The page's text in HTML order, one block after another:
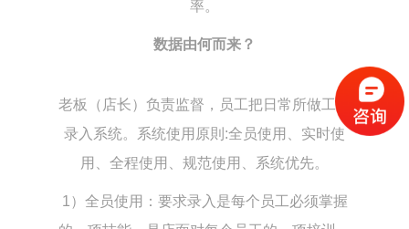
率。
数据由何而来？
老板（店长）负责监督，员工把日常所做工作
录入系统。系统使用原則:全员使用、实时使
用、全程使用、规范使用、系统优先。
1）全员使用：要求录入是每个员工必须掌握